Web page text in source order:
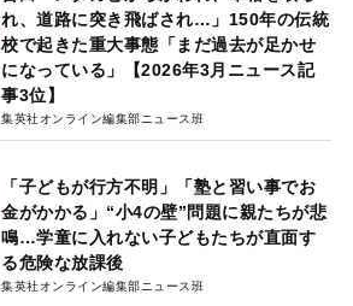
れ、道路に突き飛ばされ…」150年の伝統
校で起きた重大事態「まだ過去が足かせ
になっている」【2026年3月ニュース記
事3位】
集英社オンライン編集部ニュース班
「子どもが行方不明」「塾と習い事でお
金がかかる」“小4の壁”問題に親たちが悲
鳴…学童に入れない子どもたちが直面す
る危険な放課後
集英社オンライン編集部ニュース班